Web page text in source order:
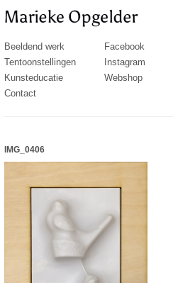
Beeldend werk
Tentoonstellingen
Kunsteducatie
Contact
Facebook
Instagram
Webshop
IMG_0406